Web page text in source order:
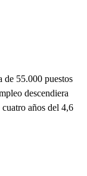
de 55.000 puestos
descendiera
años del 4,6